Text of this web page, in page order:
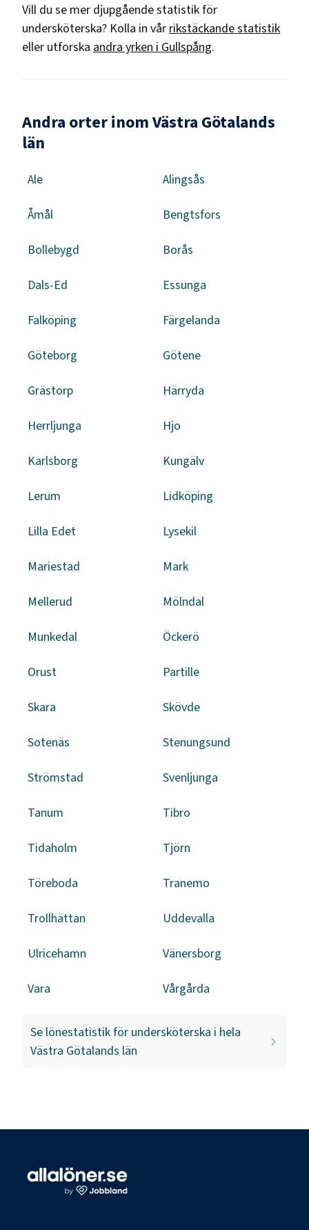
Vill du se mer djupgående statistik för
undersköterska? Kolla in vår rikstäckande statistik
eller utforska andra yrken i Gullspång.
Andra orter inom Västra Götalands
län
Ale Alingsås
Åmål Bengtsfors
Bollebygd Borås
Dals-Ed Essunga
Falköping Färgelanda
Göteborg Götene
Grästorp Härryda
Herrljunga Hjo
Karlsborg Kungälv
Lerum Lidköping
Lilla Edet Lysekil
Mariestad Mark
Mellerud Mölndal
Munkedal Öckerö
Orust Partille
Skara Skövde
Sotenäs Stenungsund
Strömstad Svenljunga
Tanum Tibro
Tidaholm Tjörn
Töreboda Tranemo
Trollhättan Uddevalla
Ulricehamn Vänersborg
Vara Vårgårda
Se lönestatistik för undersköterska i hela
Västra Götalands län